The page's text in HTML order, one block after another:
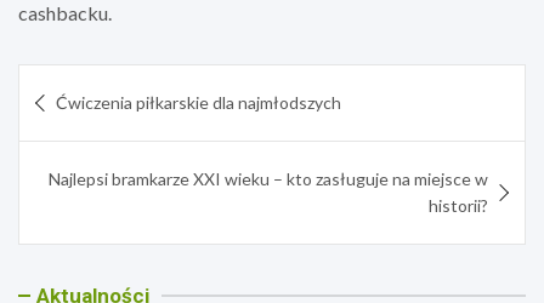
cashbacku.
wpisu
Ćwiczenia piłkarskie dla najmłodszych
Najlepsi bramkarze XXI wieku – kto zasługuje na miejsce w
historii?
Aktualności